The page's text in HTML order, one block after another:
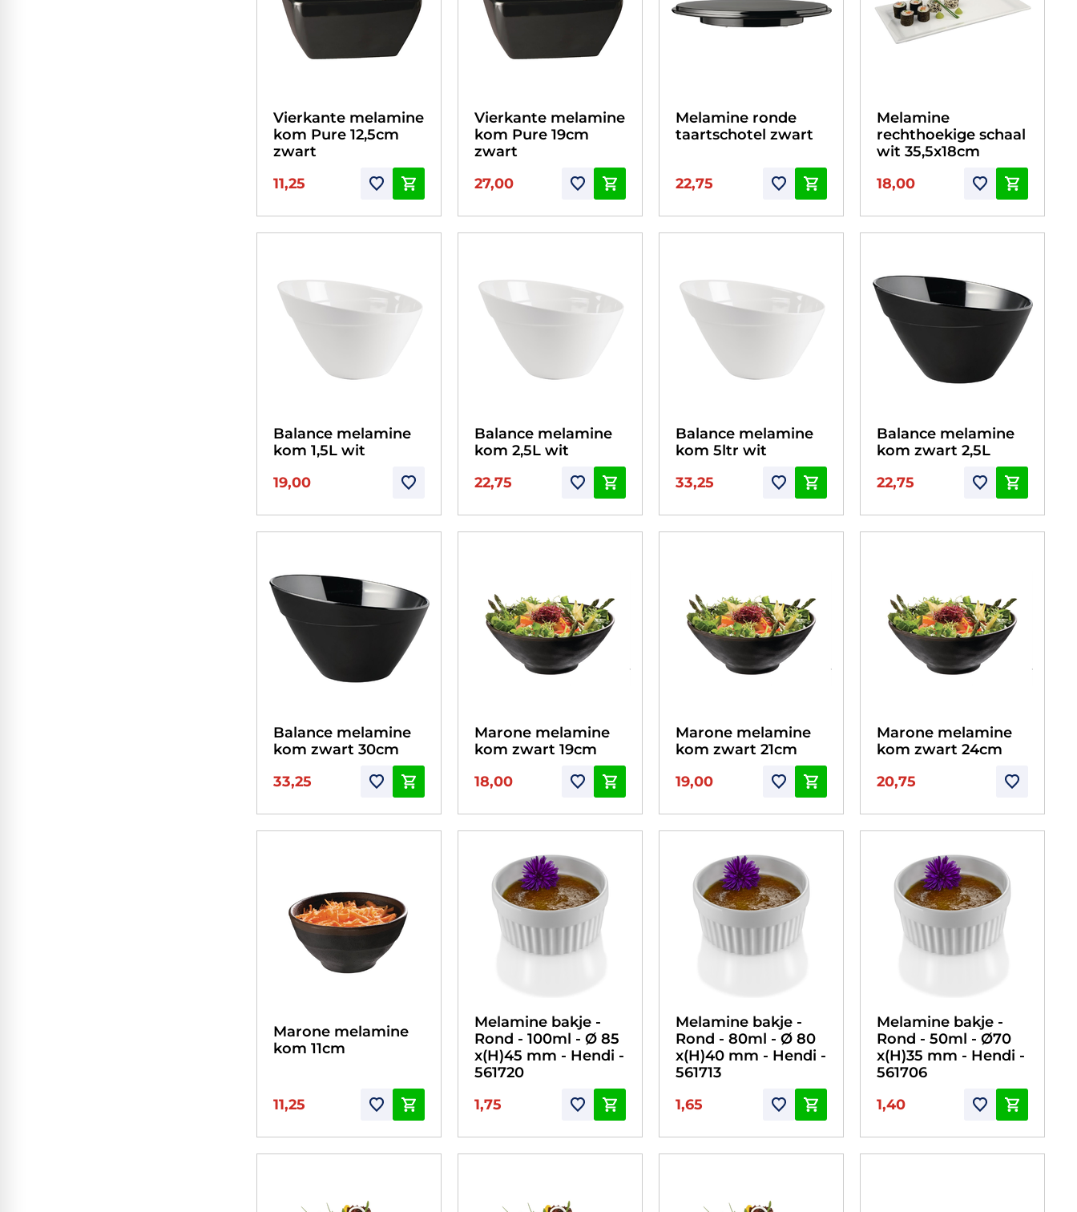
Vierkante melamine
kom Pure 12,5cm
zwart
11,25
Vierkante melamine
kom Pure 19cm
zwart
27,00
Melamine ronde
taartschotel zwart
22,75
Melamine
rechthoekige schaal
wit 35,5x18cm
18,00
Balance melamine
kom 1,5L wit
19,00
Balance melamine
kom 2,5L wit
22,75
Balance melamine
kom 5ltr wit
33,25
Balance melamine
kom zwart 2,5L
22,75
Balance melamine
kom zwart 30cm
33,25
Marone melamine
kom zwart 19cm
18,00
Marone melamine
kom zwart 21cm
19,00
Marone melamine
kom zwart 24cm
20,75
Marone melamine
kom 11cm
11,25
Melamine bakje -
Rond - 100ml - Ø 85
x(H)45 mm - Hendi -
561720
1,75
Melamine bakje -
Rond - 80ml - Ø 80
x(H)40 mm - Hendi -
561713
1,65
Melamine bakje -
Rond - 50ml - Ø70
x(H)35 mm - Hendi -
561706
1,40